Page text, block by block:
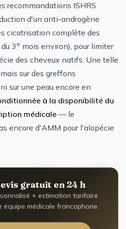
recommandations ISHRS
d'un anti-androgène
cicatrisation complète des
3 e mois environ), pour limiter
des cheveux natifs. Une telle
sur des greffons
sur une peau encore en
à la disponibilité du
médicale — le
encore d'AMM pour l'alopécie
gratuit en 24 h
+ estimation tarifaire
médicale francophone.